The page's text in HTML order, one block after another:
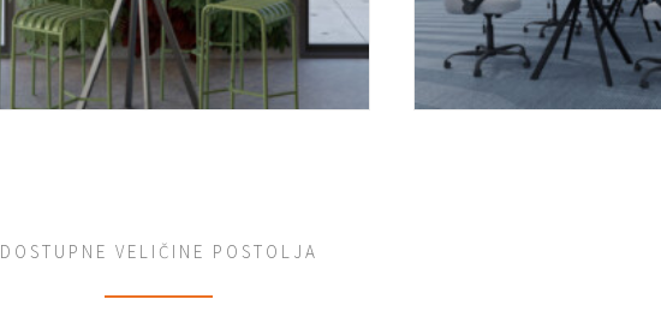
DOSTUPNE VELIČINE POSTOLJA